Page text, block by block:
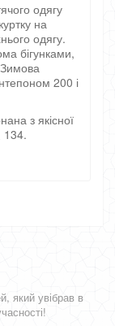
одягу
на
одягу.
бігунками,
200 і
з якісної
134.
який увібрав в